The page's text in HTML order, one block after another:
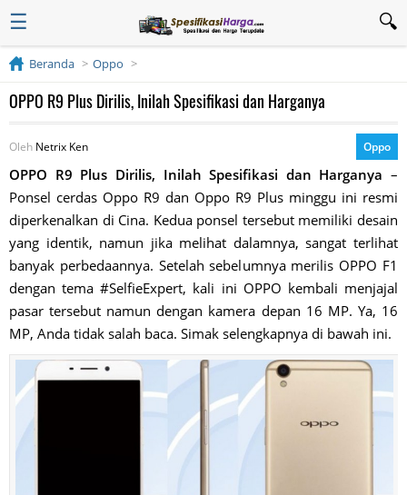
☰
Beranda Oppo
OPPO R9 Plus Dirilis, Inilah Spesifikasi dan Harganya
Oleh Netrix Ken Oppo
OPPO R9 Plus Dirilis, Inilah Spesifikasi dan Harganya –
Ponsel cerdas Oppo R9 dan Oppo R9 Plus minggu ini resmi
diperkenalkan di Cina. Kedua ponsel tersebut memiliki desain
yang identik, namun jika melihat dalamnya, sangat terlihat
banyak perbedaannya. Setelah sebelumnya merilis OPPO F1
dengan tema #SelfieExpert, kali ini OPPO kembali menjajal
pasar tersebut namun dengan kamera depan 16 MP. Ya, 16
MP, Anda tidak salah baca. Simak selengkapnya di bawah ini.